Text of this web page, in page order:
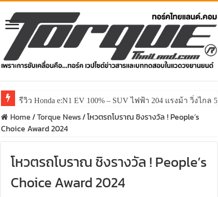
รีวิว Honda e:N1 EV 100% – SUV ไฟฟ้า 204 แรงม้า วิ่งไกล
Home/Torque News/โหวตรถโบราณ ชิงรางวัล ! People’s
Choice Award 2024
โหวตรถโบราณ ชิงรางวัล ! People’s
Choice Award 2024